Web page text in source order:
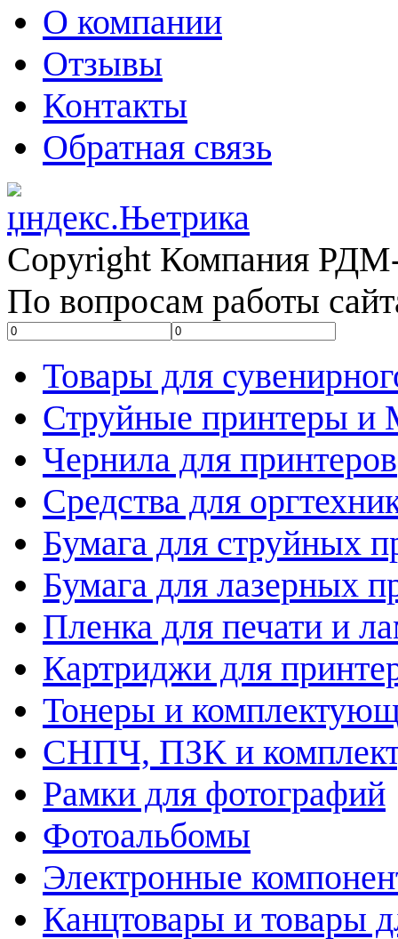
О компании
Отзывы
Контакты
Обратная связь
Copyright Компания
По вопросам работы
Товары для
Струйные принтеры
Чернила для принтеров
Средства для
Бумага для струйных
Бумага для лазерных
Пленка для печати и
Картриджи для
Тонеры и
СНПЧ, ПЗК и
Рамки для фотографий
Фотоальбомы
Электронные
Канцтовары и товары